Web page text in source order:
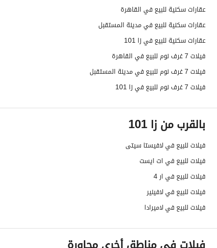
عقارات سكنية للبيع في القاهرة
عقارات سكنية للبيع في مدينة المستقبل
عقارات سكنية للبيع في زا 101
فيلات 7 غرف نوم للبيع في القاهرة
فيلات 7 غرف نوم للبيع في مدينة المستقبل
فيلات 7 غرف نوم للبيع في زا 101
بالقرب من زا 101
فيلات للبيع في لافيستا سيتى
فيلات للبيع في ات ايست
فيلات للبيع في ار 4
فيلات للبيع في لافينير
فيلات للبيع في لاميرادا